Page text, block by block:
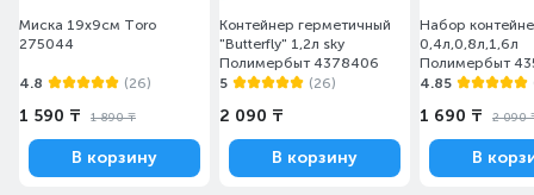
Миска 19х9см Toro
275044
4.8 (26)
1 590 ₸ 1 890 ₸
В корзину
Контейнер герметичный
"Butterfly" 1,2л sky
Полимербыт 4378406
5
(26)
2 090 ₸
В корзину
Набор
0,4л,0,8л,1,6л
Полимербыт
4.85
1 690 ₸ 2 090
В